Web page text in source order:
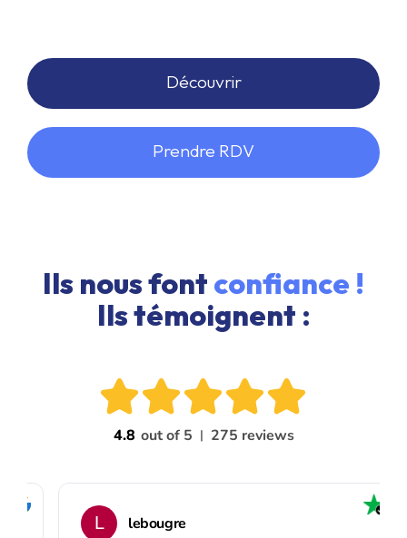
Découvrir
Prendre RDV
Ils nous font confiance !
Ils témoignent :